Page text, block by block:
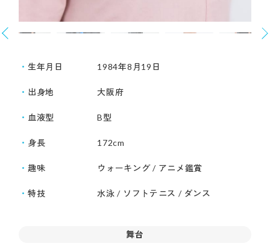
生年月日 1984年8月19日
出身地 大阪府
血液型 B型
身長 172cm
趣味 ウォーキング / アニメ鑑賞
特技 水泳 / ソフトテニス / ダンス
舞台